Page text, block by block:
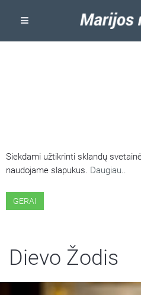
Siekdami užtikrinti sklandų
naudojame slapukus. Daugiau..
GERAI
Dievo Žodis